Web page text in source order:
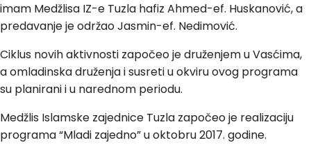
imam Medžlisa IZ-e Tuzla hafiz Ahmed-ef. Huskanović, a
predavanje je održao Jasmin-ef. Nedimović.
Ciklus novih aktivnosti započeo je druženjem u Vasćima,
a omladinska druženja i susreti u okviru ovog programa
su planirani i u narednom periodu.
Medžlis Islamske zajednice Tuzla započeo je realizaciju
programa “Mladi zajedno” u oktobru 2017. godine.